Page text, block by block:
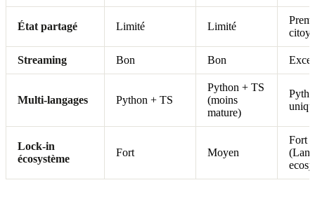
État partagé Limité Limité
Streaming Bon Bon
Multi-langages Python + TS
Python + TS
(moins
mature)
Lock-in
écosystème
Fort Moyen
Fort